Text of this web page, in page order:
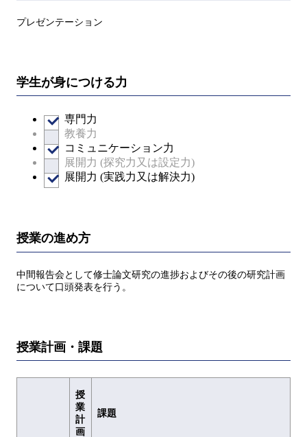
プレゼンテーション
学生が身につける力
専門力
教養力
コミュニケーション力
展開力 (探究力又は設定力)
展開力 (実践力又は解決力)
授業の進め方
中間報告会として修士論文研究の進捗およびその後の研究計画
について口頭発表を行う。
授業計画・課題
授
業
計
画
課題